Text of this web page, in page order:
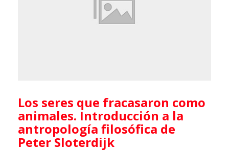
Los seres que fracasaron como
animales. Introducción a la
antropología filosófica de
Peter Sloterdijk